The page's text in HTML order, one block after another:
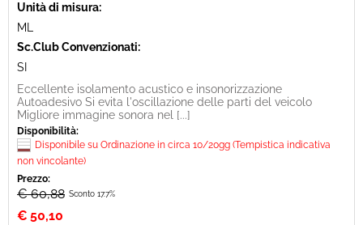
Unità di misura:
ML
Sc.Club Convenzionati:
SI
Eccellente isolamento acustico e insonorizzazione
Autoadesivo Si evita l'oscillazione delle parti del veicolo
Migliore immagine sonora nel [...]
Disponibilità:
Disponibile su Ordinazione in circa 10/20gg (Tempistica indicativa
non vincolante)
Prezzo:
€ 60,88 Sconto 17.7%
€ 50,10